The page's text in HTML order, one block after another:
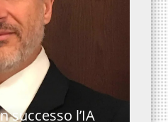
successo l’IA